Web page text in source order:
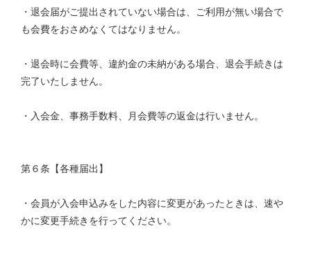
・退会届がご提出されていない場合は、ご利用が無い場合で
も会費をおさめなくてはなりません。
・退会時に会費等、違約金の未納がある場合、退会手続きは
完了いたしません。
・入会金、事務手数料、月会費等の返金は行いません。
第６条【各種届出】
・会員が入会申込みをした内容に変更があったときは、速や
かに変更手続きを行ってください。